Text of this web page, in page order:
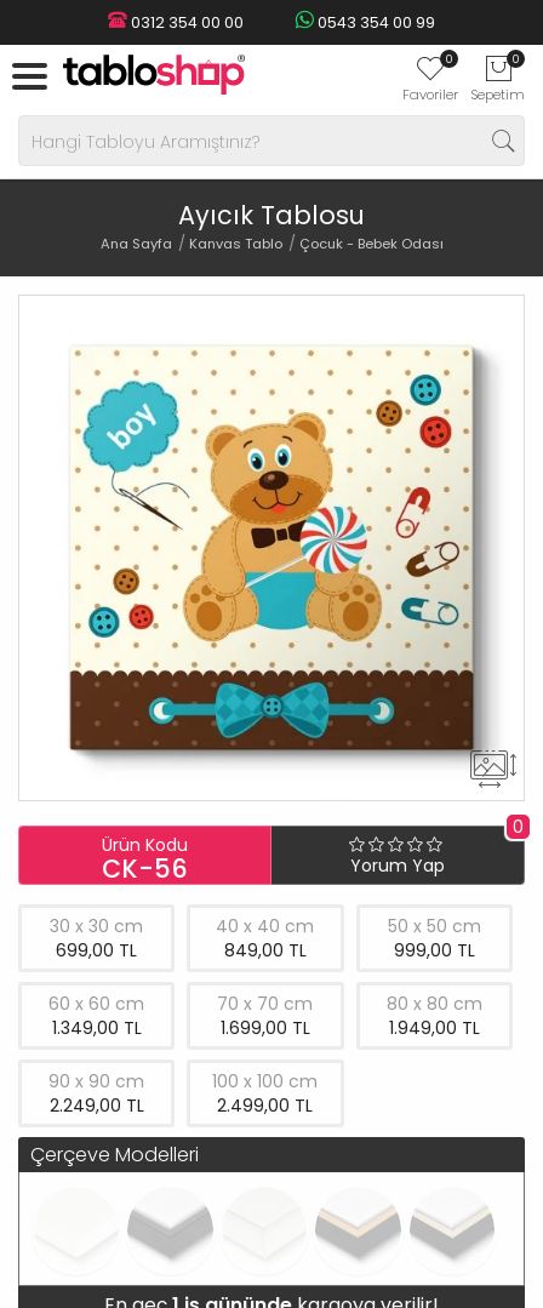
0312 354 00 00 0543 354 00 99
0
Favoriler
0
Sepetim
Ayıcık Tablosu
Ana Sayfa Kanvas Tablo Çocuk - Bebek Odası
Ürün Kodu
CK-56
0
Yorum Yap
30 x 30 cm
699,00 TL
40 x 40 cm
849,00 TL
50 x 50 cm
999,00 TL
60 x 60 cm
1.349,00 TL
70 x 70 cm
1.699,00 TL
80 x 80 cm
1.949,00 TL
90 x 90 cm
2.249,00 TL
100 x 100 cm
2.499,00 TL
Çerçeve Modelleri